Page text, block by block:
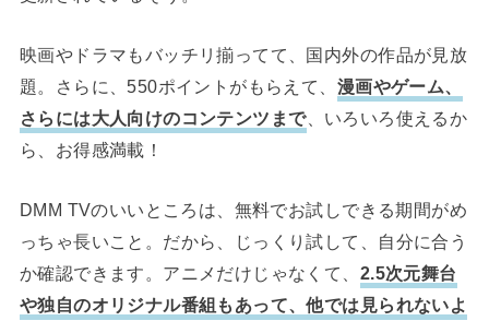
映画やドラマもバッチリ揃ってて、国内外の作品が見放
題。さらに、550ポイントがもらえて、 漫画やゲーム、
さらには大人向けのコンテンツまで、いろいろ使えるか
ら、お得感満載！
DMM TVのいいところは、無料でお試しできる期間がめ
っちゃ長いこと。だから、じっくり試して、自分に合う
か確認できます。アニメだけじゃなくて、 2.5次元舞台
や独自のオリジナル番組もあって、他では見られないよ